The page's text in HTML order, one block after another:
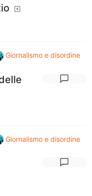
Giornalismo e disordine
Giornalismo e disordine